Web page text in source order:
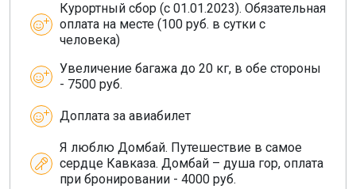
Курортный сбор (с 01.01.2023). Обязательная
оплата на месте (100 руб. в сутки с
человека)
Увеличение багажа до 20 кг, в обе стороны
- 7500 руб.
Доплата за авиабилет
Я люблю Домбай. Путешествие в самое
сердце Кавказа. Домбай – душа гор, оплата
при бронировании - 4000 руб.